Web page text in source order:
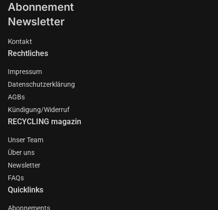
Abonnement
Newsletter
Kontakt
Rechtliches
Impressum
Datenschutzerklärung
AGBs
Kündigung/Widerruf
RECYCLING magazin
Unser Team
Über uns
Newsletter
FAQs
Quicklinks
Abonnements